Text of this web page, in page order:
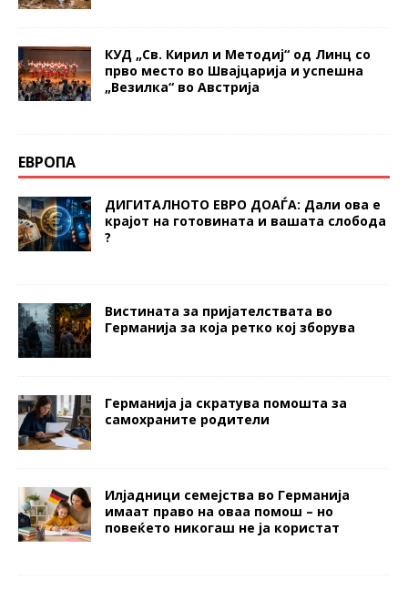
КУД „Св. Кирил и Методиј“ од Линц со
прво место во Швајцарија и успешна
„Везилка“ во Австрија
ЕВРОПА
ДИГИТАЛНОТО ЕВРО ДОАЃА: Дали ова е
крајот на готовината и вашата слобода
?
Вистината за пријателствата во
Германија за која ретко кој зборува
Германија ја скратува помошта за
самохраните родители
Илјадници семејства во Германија
имаат право на оваа помош – но
повеќето никогаш не ја користат